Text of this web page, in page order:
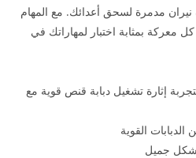
نيران مدمرة لسحق أعدائك. مع المهام
كل معركة بمثابة اختبار لمهاراتك في
إثارة تشغيل دبابة قنص قوية مع
القوية
جميل